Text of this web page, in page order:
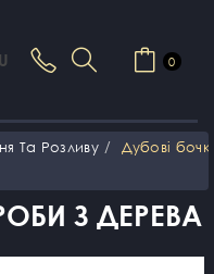
0
Та Розливу Дубові
З ДЕРЕВА